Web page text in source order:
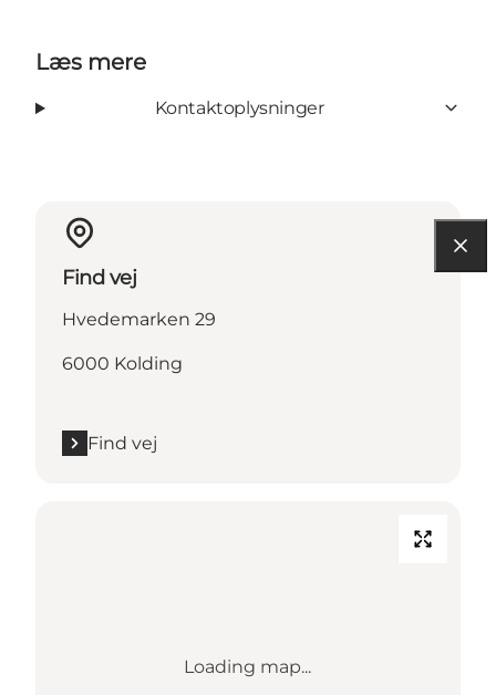
Læs mere
Kontaktoplysninger
Find vej
Hvedemarken 29
6000 Kolding
Find vej
Loading map...